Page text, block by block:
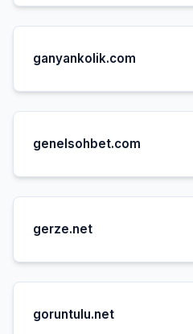
ganyankolik.com
genelsohbet.com
gerze.net
goruntulu.net